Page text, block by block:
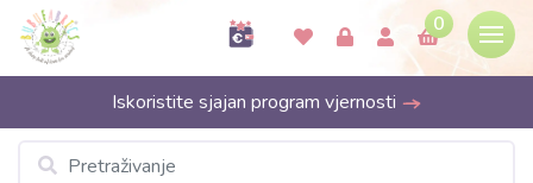
0
Iskoristite sjajan program vjernosti